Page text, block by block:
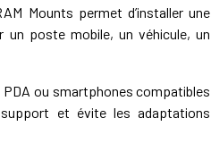
Mounts permet d’installer une
poste mobile, un véhicule, un
ou smartphones compatibles
et évite les adaptations